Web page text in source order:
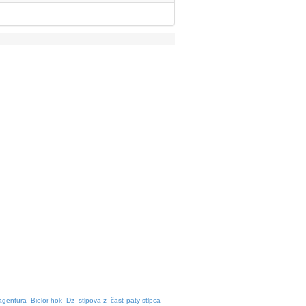
Bielor hok Dz stlpova z časť päty stlpca